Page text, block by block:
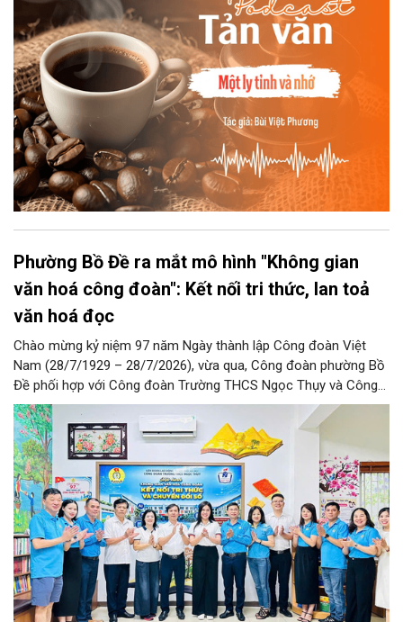
Phường Bồ Đề ra mắt mô hình "Không gian
văn hoá công đoàn": Kết nối tri thức, lan toả
văn hoá đọc
Chào mừng kỷ niệm 97 năm Ngày thành lập Công đoàn Việt
Nam (28/7/1929 – 28/7/2026), vừa qua, Công đoàn phường Bồ
Đề phối hợp với Công đoàn Trường THCS Ngọc Thụy và Công
đoàn Trường Tiểu học Ái Mộ B tổ chức Lễ ra mắt Mô hình
“Không gian văn hóa công đoàn”.